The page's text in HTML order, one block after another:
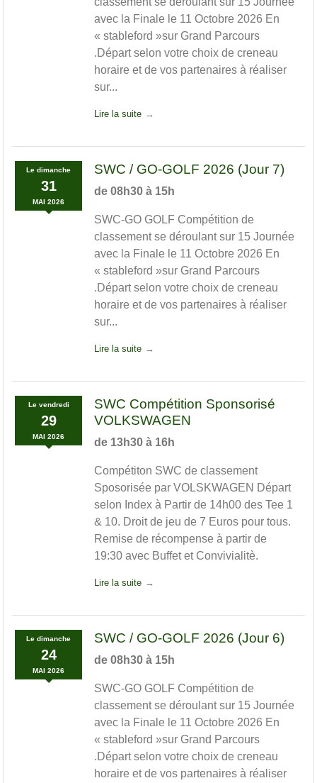
avec la Finale le 11 Octobre 2026 En
« stableford »sur Grand Parcours
.Départ selon votre choix de creneau
horaire et de vos partenaires à réaliser
sur...
Lire la suite
Ledimanche
31
MAI 2026
SWC / GO-GOLF 2026 (Jour 7)
de 08h30 à 15h
SWC-GO GOLF Compétition de
classement se déroulant sur 15 Journée
avec la Finale le 11 Octobre 2026 En
« stableford »sur Grand Parcours
.Départ selon votre choix de creneau
horaire et de vos partenaires à réaliser
sur...
Lire la suite
Le vendredi
29
MAI 2026
SWC Compétition Sponsorisé
VOLKSWAGEN
de 13h30 à 16h
Compétiton SWC de classement
Sposorisée par VOLSKWAGEN Départ
selon Index à Partir de 14h00 des Tee 1
& 10. Droit de jeu de 7 Euros pour tous.
Remise de récompense à partir de
19:30 avec Buffet et Convivialitè.
Lire la suite
Ledimanche
24
MAI 2026
SWC / GO-GOLF 2026 (Jour 6)
de 08h30 à 15h
SWC-GO GOLF Compétition de
classement se déroulant sur 15 Journée
avec la Finale le 11 Octobre 2026 En
« stableford »sur Grand Parcours
.Départ selon votre choix de creneau
horaire et de vos partenaires à réaliser